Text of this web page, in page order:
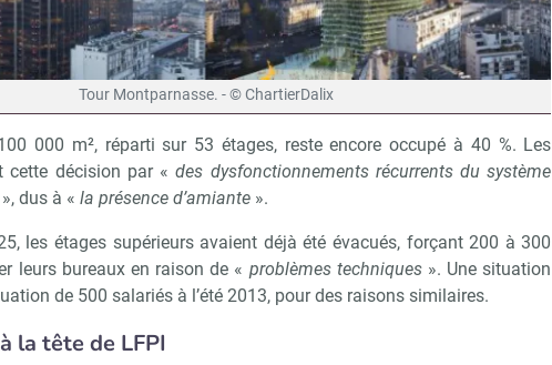
Tour Montparnasse. - © ChartierDalix
000 m², réparti sur 53 étages, reste encore occupé à 40 %. Les
cette décision par «des dysfonctionnements récurrents du système
», dus à « la présence d’amiante ».
les étages supérieurs avaient déjà été évacués, forçant 200 à 300
leurs bureaux en raison de « problèmes techniques». Une situation
de 500 salariés à l’été 2013, pour des raisons similaires.
la tête de LFPI